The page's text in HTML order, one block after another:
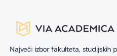
Najveći izbor fakulteta, studijskih